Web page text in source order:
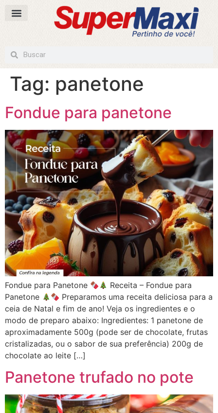
Tag: panetone
Fondue para panetone
Fondue para Panetone
Receita – Fondue para
Panetone
Preparamos uma receita deliciosa para a
ceia de Natal e fim de ano! Veja os ingredientes e o
modo de preparo abaixo: Ingredientes: 1 panetone de
aproximadamente 500g (pode ser de chocolate, frutas
cristalizadas, ou o sabor de sua preferência) 200g de
chocolate ao leite […]
Panetone trufado no pote